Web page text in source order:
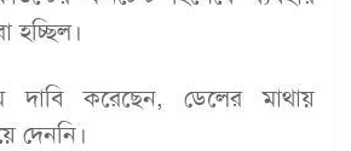
হচ্ছিল।
দাবি করেছেন, ডেলের মাথায়
দেননি।